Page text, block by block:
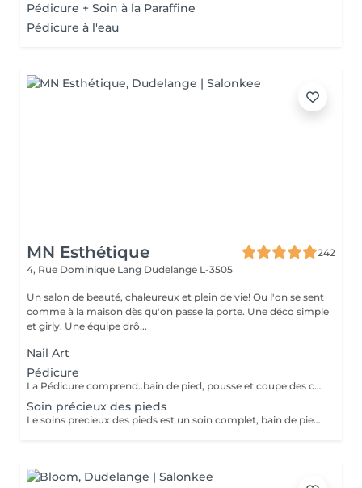
Pédicure + Soin à la Paraffine
Pédicure à l'eau
MN Esthétique
242
4, Rue Dominique Lang Dudelange L-3505
Un salon de beauté, chaleureux et plein de vie! Ou l'on se sent
comme à la maison dès qu'on passe la porte. Une déco simple
et girly. Une équipe drô...
Nail Art
Pédicure
La Pédicure comprend..bain de pied, pousse et coupe des cuticules, coupe et limage des ongles. Retrait des cors,callosités sont fait au bistouri puis rape. Le massage sera fait avec une crème adaptée. La pose vernis transparent est incluse si souhaitée.
Soin précieux des pieds
Le soins precieux des pieds est un soin complet, bain de pieds coupe et limage des ongles, pousse et coupe des cuticules. Retrait des callosités-cors avec bistouri et rape. Gommage, masque et massage sont inclus.